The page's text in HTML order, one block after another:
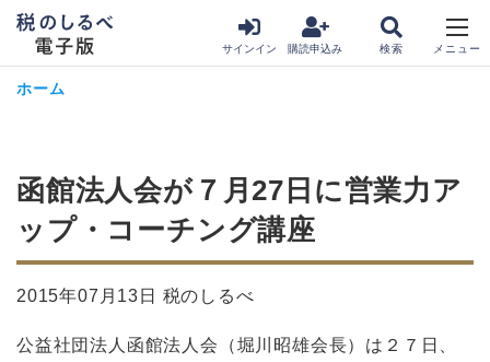
サインイン 購読申込み
ホーム
函館法人会が７月27日に営業力ア
ップ・コーチング講座
2015年07月13日 税のしるべ
公益社団法人函館法人会（堀川昭雄会長）は２７日、